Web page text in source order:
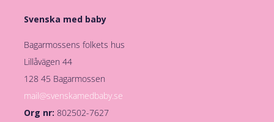
Svenska med baby
Bagarmossens folkets hus
Lillåvägen 44
128 45 Bagarmossen
mail@svenskamedbaby.se
Org nr: 802502-7627